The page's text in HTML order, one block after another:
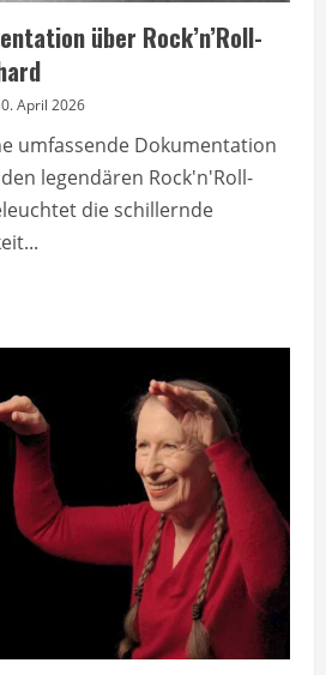
über Rock’n’Roll-
April 2026
umfassende Dokumentation
legendären Rock'n'Roll-
die schillernde